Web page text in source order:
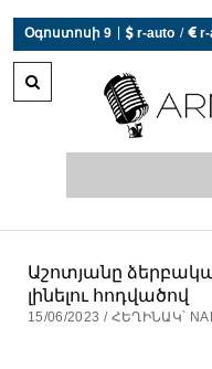
Օգոստոսի 9  r-auto / 
Աշոտյանը
լինելու հոդվածով
15/06/2023 / ՀԵՂԻՆԱԿ՝